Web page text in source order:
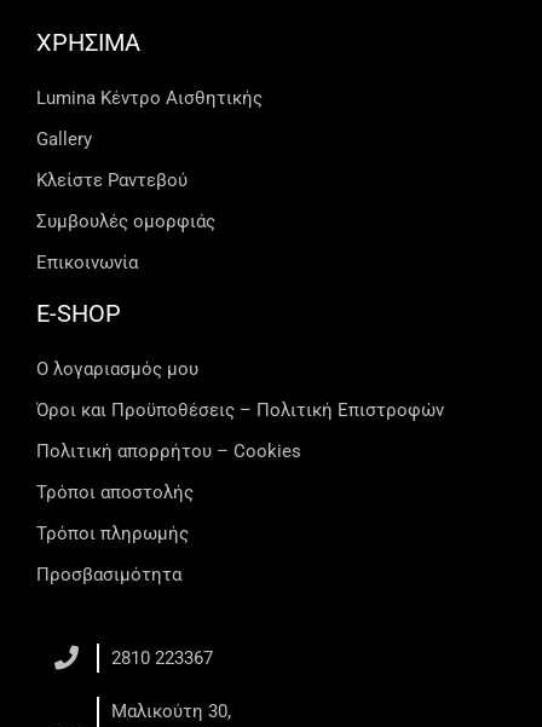
ΧΡΗΣΙΜΑ
Lumina Kέντρο Αισθητικής
Gallery
Κλείστε Ραντεβού
Συμβουλές ομορφιάς
Επικοινωνία
E-SHOP
Ο λογαριασμός μου
Όροι και Προϋποθέσεις – Πολιτική Επιστροφών
Πολιτική απορρήτου – Cookies
Τρόποι αποστολής
Τρόποι πληρωμής
Προσβασιμότητα
2810 223367
Μαλικούτη 30,